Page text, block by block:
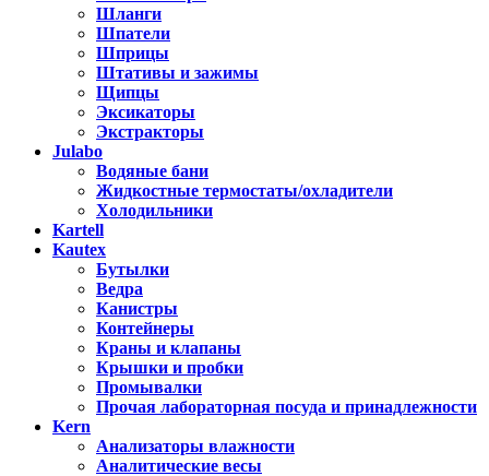
Шланги
Шпатели
Шприцы
Штативы и зажимы
Щипцы
Эксикаторы
Экстракторы
Julabo
Водяные бани
Жидкостные термостаты/охладители
Холодильники
Kartell
Kautex
Бутылки
Ведра
Канистры
Контейнеры
Краны и клапаны
Крышки и пробки
Промывалки
Прочая лабораторная посуда и принадлежности
Kern
Анализаторы влажности
Аналитические весы